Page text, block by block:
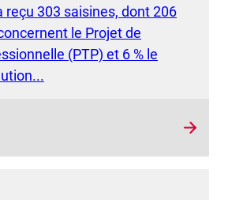
reçu 303 saisines, dont 206
le Projet de
(PTP) et 6 % le